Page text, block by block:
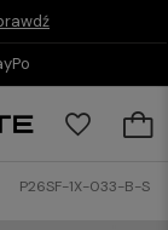
P26SF-1X-033-B-S